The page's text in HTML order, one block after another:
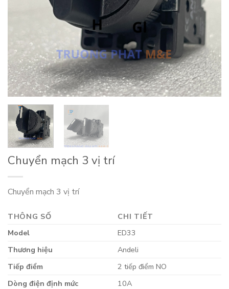
Chuyển mạch 3 vị trí
Chuyển mạch 3 vị trí
THÔNG SỐ
CHI TIẾT
Model
ED33
Thương hiệu
Andeli
Tiếp điểm
2 tiếp điểm NO
Dòng điện định mức
10A